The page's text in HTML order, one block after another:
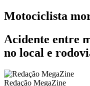
Motociclista
Acidente entre
no local e
Redação MegaZine